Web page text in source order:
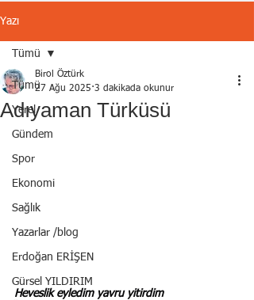
Yazı
Tümü
Yerel
Gündem
Spor
Ekonomi
Sağlık
Yazarlar /blog
Erdoğan ERİŞEN
Gürsel YILDIRIM
Tümü
Adıyaman Türküsü
Birol Öztürk
27 Ağu 2025 3 dakikada okunur
Heveslik eyledim yavru yitirdim